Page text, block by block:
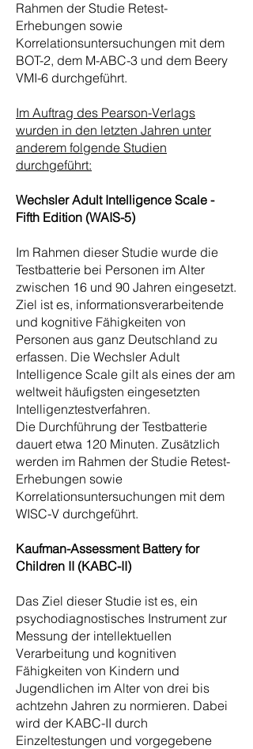
Rahmen der Studie Retest-
Erhebungen sowie
Korrelationsuntersuchungen mit dem
BOT-2, dem M-ABC-3 und dem Beery
VMI-6 durchgeführt.
Im Auftrag des Pearson-Verlags
wurden in den letzten Jahren unter
anderem folgende Studien
durchgeführt:
Wechsler Adult Intelligence Scale -
Fifth Edition (WAIS-5)
Im Rahmen dieser Studie wurde die
Testbatterie bei Personen im Alter
zwischen 16 und 90 Jahren eingesetzt.
Ziel ist es, informationsverarbeitende
und kognitive Fähigkeiten von
Personen aus ganz Deutschland zu
erfassen. Die Wechsler Adult
Intelligence Scale gilt als eines der am
weltweit häufigsten eingesetzten
Intelligenztestverfahren.
Die Durchführung der Testbatterie
dauert etwa 120 Minuten. Zusätzlich
werden im Rahmen der Studie Retest-
Erhebungen sowie
Korrelationsuntersuchungen mit dem
WISC-V durchgeführt.
Kaufman-Assessment Battery for
Children II (KABC-II)
Das Ziel dieser Studie ist es, ein
psychodiagnostisches Instrument zur
Messung der intellektuellen
Verarbeitung und kognitiven
Fähigkeiten von Kindern und
Jugendlichen im Alter von drei bis
achtzehn Jahren zu normieren. Dabei
wird der KABC-II durch
Einzeltestungen und vorgegebene